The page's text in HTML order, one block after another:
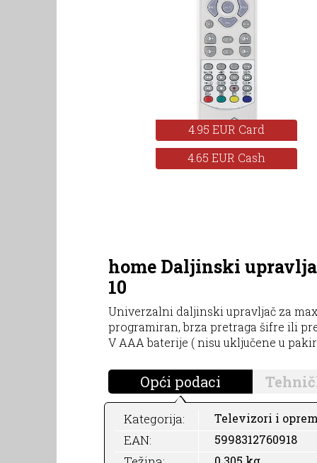
4.95 EUR Card
4.65 EUR Cash
home Daljinski
10
Univerzalni daljinski upravljač za max.
programiran, brza pretraga šifre ili
V AAA baterije ( nisu uključene u
Opći podaci
Kategorija: Televizori i
EAN: 5998312760918